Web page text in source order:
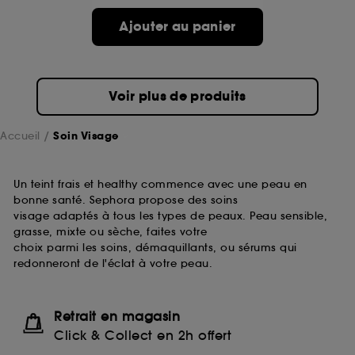
Ajouter au panier
Voir plus de produits
Accueil Soin Visage
Un teint frais et healthy commence avec une peau en
bonne santé. Sephora propose des soins
visage adaptés à tous les types de peaux. Peau sensible,
grasse, mixte ou sèche, faites votre
choix parmi les soins, démaquillants, ou sérums qui
redonneront de l'éclat à votre peau.
Retrait en magasin
Click & Collect en 2h offert
pouvez personnaliser vos choix concernant le dépôt
de ces cookies grâce au bouton "personnaliser mes
choix" ci-dessous ou décider de "tout accepter".
Sephora pourra associer les informations de
collectées ou générées lors de votre activité en ligne
ou en magasin. Pour refuser tous les cookies, cliques
sur "continuer sans accepter". Voous pouvez à tout
moment choisir de retirer votrte consentement. Si vous
souhaitez obtenir plus d'information sur les cookies
utilisés, cliquezici.